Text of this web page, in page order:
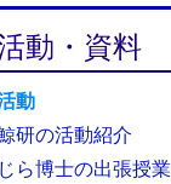
動・資料
動
研の活動紹介
ら博士の出張授業